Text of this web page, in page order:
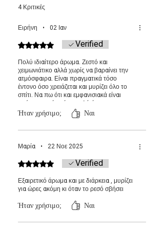
Μετά τη χρήση, σβήστε το ρεσώ και αφήστε
το wax melt να γίνει πάλι κρύο και να πήξει.
4 Κριτικές
Ειρήνη • 02 Ιαν
Βαθμολογήθηκε με 5 από 5 αστέρια.
Verified
Πολύ ιδιαίτερο άρωμα. Ζεστό και
χειμωνιάτικο αλλά χωρίς να βαραίνει την
ατμόσφαιρα. Είναι πραγματικά τόσο
έντονο όσο χρειάζεται και μυρίζει όλο το
σπίτι. Να πω ότι και εμφανισιακά είναι
υπέροχα οπότε είναι πολύ όμορφα και για
δωράκι!
Ήταν χρήσιμο; Ναι
Μαρία • 22 Νοε 2025
Βαθμολογήθηκε με 5 από 5 αστέρια.
Verified
Εξαιρετικό άρωμα και με διάρκεια , μυρίζει
για ώρες ακόμη κι όταν το ρεσό σβήσει
Ήταν χρήσιμο; Ναι